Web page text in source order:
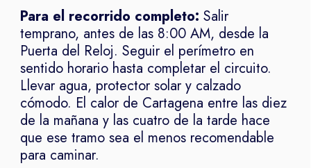
Para el recorrido completo: Salir
temprano, antes de las 8:00 AM, desde la
Puerta del Reloj. Seguir el perímetro en
sentido horario hasta completar el circuito.
Llevar agua, protector solar y calzado
cómodo. El calor de Cartagena entre las diez
de la mañana y las cuatro de la tarde hace
que ese tramo sea el menos recomendable
para caminar.